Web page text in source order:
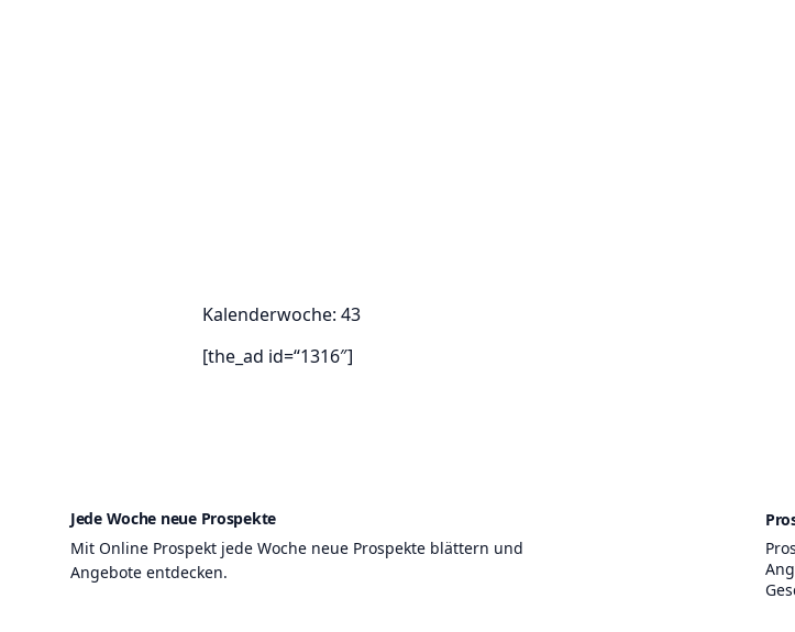
Kalenderwoche: 43
[the_ad id=“1316″]
Jede Woche neue Prospekte
Mit Online Prospekt jede Woche neue Prospekte blättern und
Angebote entdecken.